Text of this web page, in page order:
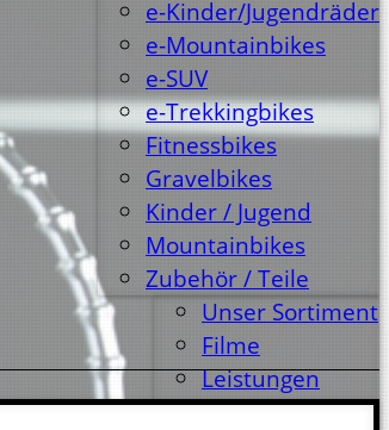
e-Kinder/Jugendräder
e-Mountainbikes
e-SUV
e-Trekkingbikes
Fitnessbikes
Gravelbikes
Kinder / Jugend
Mountainbikes
Zubehör / Teile
Unser Sortiment
Filme
Leistungen
Marken